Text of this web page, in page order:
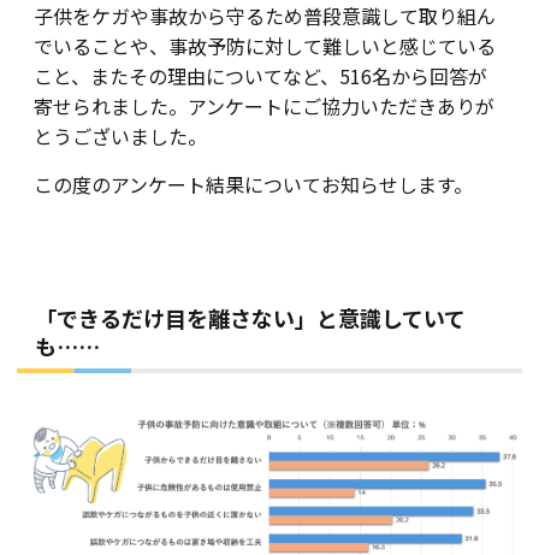
子供をケガや事故から守るため普段意識して取り組ん
でいることや、事故予防に対して難しいと感じている
こと、またその理由についてなど、516名から回答が
寄せられました。アンケートにご協力いただきありが
とうございました。
この度のアンケート結果についてお知らせします。
「できるだけ目を離さない」と意識していて
も……